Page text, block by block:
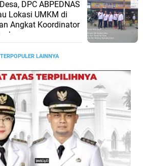
DPC ABPEDNAS
Lokasi UMKM di
Angkat Koordinator
TERPOPULER LAINNYA